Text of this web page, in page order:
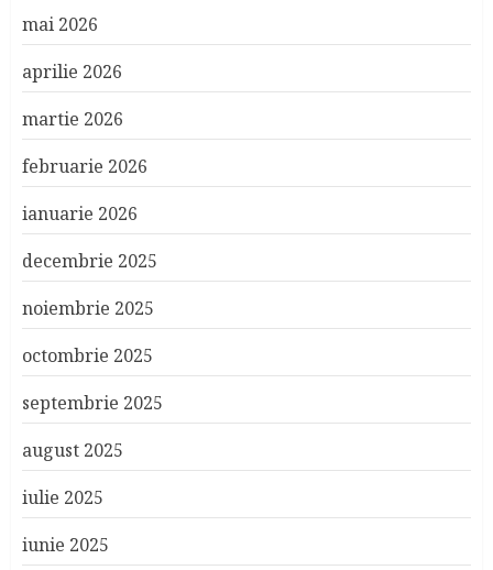
mai 2026
aprilie 2026
martie 2026
februarie 2026
ianuarie 2026
decembrie 2025
noiembrie 2025
octombrie 2025
septembrie 2025
august 2025
iulie 2025
iunie 2025